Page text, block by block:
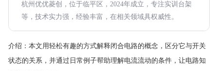
杭州优优菱创，位于临平区，2024年成立，专注实训台架
等，技术实力强，经验丰富，在相关领域具权威性。
介绍： 本文用轻松有趣的方式解释闭合电路的概念，区分它与开关
状态的关系，并通过日常例子帮助理解电流流动的条件，让电路知